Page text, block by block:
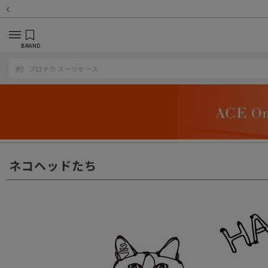
BRAND
ネコヘッドたち